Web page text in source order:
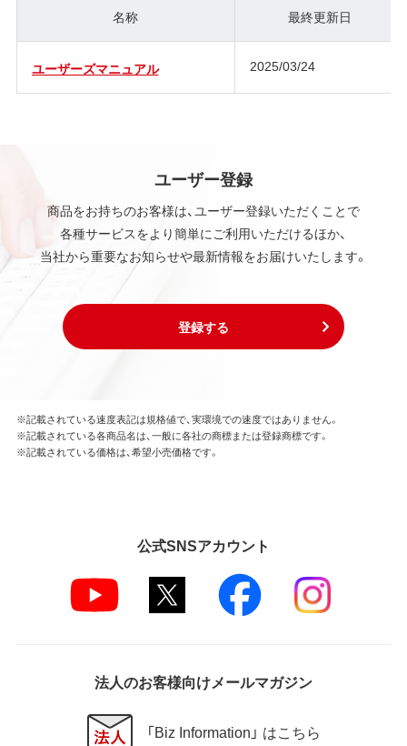
名称 最終更新日
ユーザーズマニュアル 2025/03/24
ユーザー登録
商品をお持ちのお客様は、ユーザー登録いただくことで
各種サービスをより簡単にご利用いただけるほか、
当社から重要なお知らせや最新情報をお届けいたします。
登録する
※記載されている速度表記は規格値で、実環境での速度ではありません。
※記載されている各商品名は、一般に各社の商標または登録商標です。
※記載されている価格は、希望小売価格です。
公式SNSアカウント
法人のお客様向けメールマガジン
「Biz Information」 はこちら